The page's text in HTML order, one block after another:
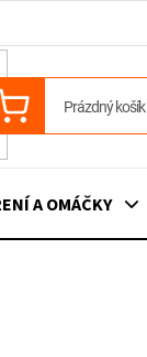
Prázdný košík
A OMÁČKY